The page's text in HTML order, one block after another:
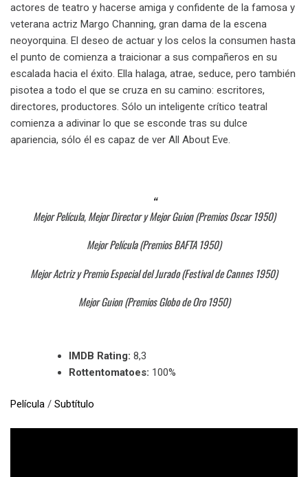
actores de teatro y hacerse amiga y confidente de la famosa y
veterana actriz Margo Channing, gran dama de la escena
neoyorquina. El deseo de actuar y los celos la consumen hasta
el punto de comienza a traicionar a sus compañeros en su
escalada hacia el éxito. Ella halaga, atrae, seduce, pero también
pisotea a todo el que se cruza en su camino: escritores,
directores, productores. Sólo un inteligente crítico teatral
comienza a adivinar lo que se esconde tras su dulce
apariencia, sólo él es capaz de ver All About Eve.
Mejor Película, Mejor Director y Mejor Guion (Premios Oscar 1950)
Mejor Película (Premios BAFTA 1950)
Mejor Actriz y Premio Especial del Jurado (Festival de Cannes 1950)
Mejor Guion (Premios Globo de Oro 1950)
IMDB Rating: 8,3
Rottentomatoes: 100%
Película / Subtítulo